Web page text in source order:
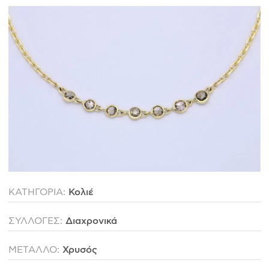
ΣΚΟΥΛΑΡΊΚΙΑ
ΑΝΤΙΚΕΊΜΕΝΑ
ΙΣΤΟΡΊΑ
ΔΗΜΟΣΙΕΎΣΕΙΣ
ΕΠΙΚΟΙΝΩΝΊΑ
ΚΑΛΆΘΙ ΑΓΟΡΏΝ
ΚΑΤΗΓΟΡΙΑ: Κολιέ
ΣΥΛΛΟΓΕΣ: Διαχρονικά
ΜΕΤΑΛΛΟ: Χρυσός